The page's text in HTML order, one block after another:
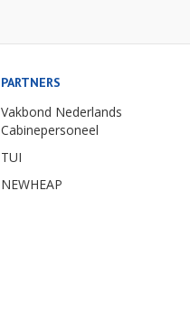
PARTNERS
Vakbond Nederlands
Cabinepersoneel
TUI
NEWHEAP